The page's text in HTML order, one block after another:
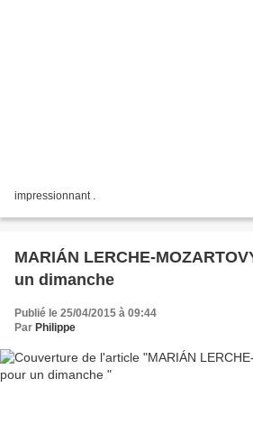
impressionnant .
MARIÁN LERCHE-
un dimanche
Publié le 25/04/2015 à 09:44
Par Philippe